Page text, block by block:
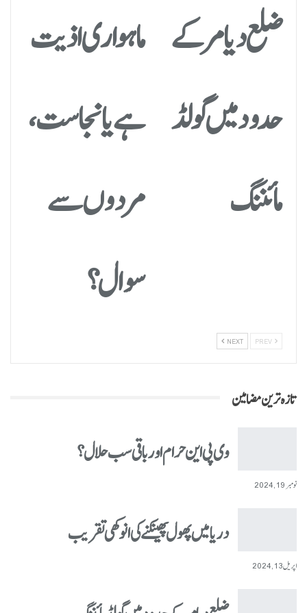
ضلع دیامر کے
حدود میں گولڈ
مائننگ
ماہواری اذیت
ہے یا نجاست،
مردوں سے
سوال؟
NEXT
تازہ ترین مضامین
وی پی این حرام اور باقی سب حلال؟
نومبر 19, 2024
دریا میں پھول پھینکنے کی انوکھی تقریب
اپریل 13, 2024